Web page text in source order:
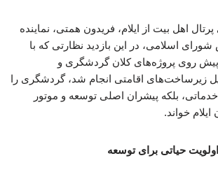
اهل بیت از ایلام، فریدون همتی، نماینده
اسلامی، در این بازدید نظارتی که با
روی پروژه‌های کلان گردشگری و
زیرساخت‌های اقامتی انجام شد، گردشگری را
بلکه پیشران اصلی توسعه و موتور
خواند.
حیاتی برای توسعه